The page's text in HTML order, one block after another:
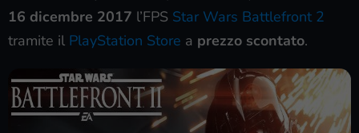
16 dicembre 2017 l’FPS Star Wars Battlefront 2
tramite il PlayStation Store a prezzo scontato.